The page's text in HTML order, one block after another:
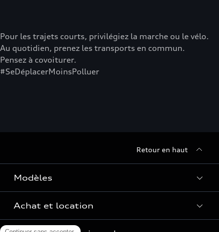
Pour les trajets courts, privilégiez la marche ou le vélo.
Au quotidien, prenez les transports en commun.
Pensez à covoiturer.
#SeDéplacerMoinsPolluer
Retour en haut
Modèles
Voir les modèles
Achat et location